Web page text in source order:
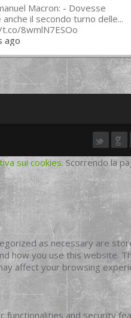
Macron: - Dovesse
anche il secondo turno delle...
8wmlN7ESOo
ago
sui cookies. Scorrendo la
as necessary are
how you use this website.
affect your browsing
functionalities and security